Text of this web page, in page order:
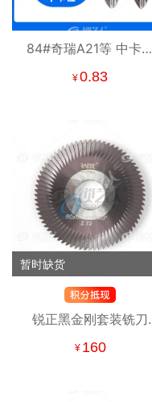
84#奇瑞A21等 中卡位
折叠头
¥0.83
暂时缺货
锐正黑金刚套装铣刀
φ60x6xφ16x72Tx40°
¥ 160